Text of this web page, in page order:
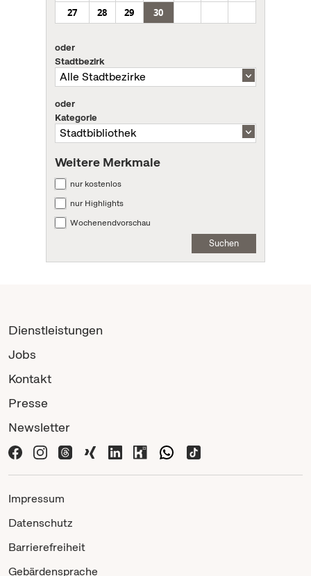
27
28 29 30
oder
Stadtbezirk
oder
Kategorie
Weitere Merkmale
nur kostenlos
nur Highlights
Wochenendvorschau
Suchen
Dienstleistungen
Jobs
Kontakt
Presse
Newsletter
Impressum
Datenschutz
Barrierefreiheit
Gebärdensprache